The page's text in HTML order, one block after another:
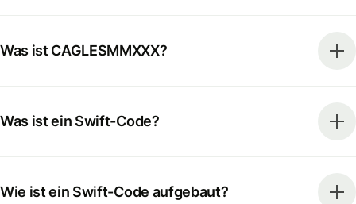
Was ist CAGLESMMXXX?
Was ist ein Swift-Code?
Wie ist ein Swift-Code aufgebaut?